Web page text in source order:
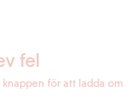
fel
knappen för att ladda om